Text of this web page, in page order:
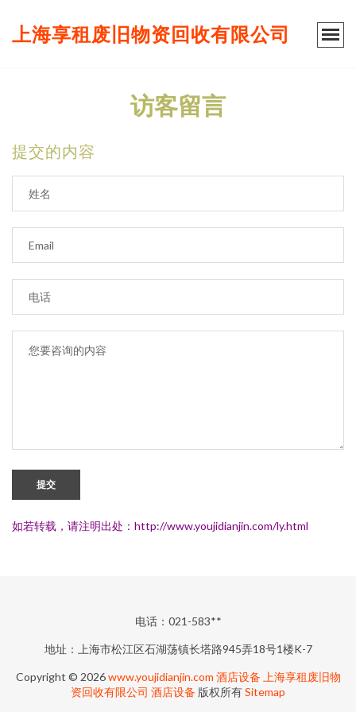
上海享租废旧物资回收有限公司
访客留言
提交的内容
提交
如若转载，请注明出处：http://www.youjidianjin.com/ly.html
电话：021-583**
地址：上海市松江区石湖荡镇长塔路945弄18号1楼K-7
Copyright © 2026www.youjidianjin.com 酒店设备 上海享租废旧物
资回收有限公司 酒店设备 版权所有Sitemap